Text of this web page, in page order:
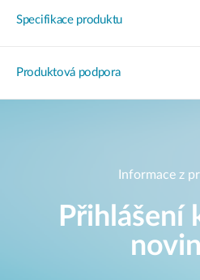
Specifikace produktu
Produktová podpora
Informace z
Přihlášení